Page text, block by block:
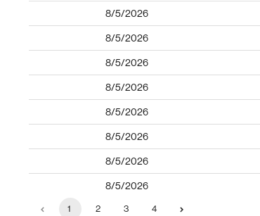
8/5/2026
8/5/2026
8/5/2026
8/5/2026
8/5/2026
8/5/2026
8/5/2026
8/5/2026
1 2 3 4